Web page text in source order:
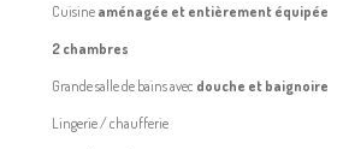
Cuisine aménagée et entièrement équipée
2 chambres
Grande salle de bains avec douche et baignoire
Lingerie / chaufferie